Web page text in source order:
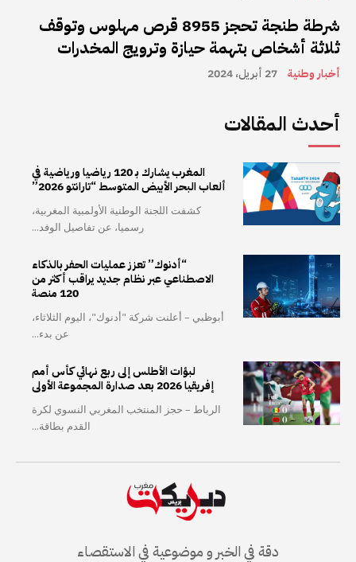
شرطة طنجة تحجز 8955 قرص مهلوس وتوقف
ثلاثة أشخاص بتهمة حيازة وترويج المخدرات
أخبار وطنية 27 أبريل، 2024
أحدث المقالات
المغرب يشارك بـ 120 رياضيا ورياضية في
ألعاب البحر الأبيض المتوسط “تارانتو 2026”
كشفت اللجنة الوطنية الأولمبية المغربية،
رسميا، عن تفاصيل الوفد...
“أدنوك” تعزز عمليات الحفر بالذكاء
الاصطناعي عبر نظام جديد يراقب أكثر من
120 منصة
أبوظبي – أعلنت شركة "أدنوك"، اليوم الثلاثاء،
عن بدء...
لبؤات الأطلس إلى ربع نهائي كأس أمم
إفريقيا 2026 بعد صدارة المجموعة الأولى
الرباط – حجز المنتخب المغربي النسوي لكرة
القدم بطاقة...
دقة في الخبر و موضوعية في الاستقصاء